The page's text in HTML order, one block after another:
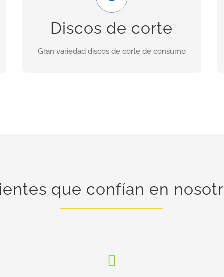
Discos de corte
Gran variedad discos de corte de consumo
Nuestra gama incluye discos para granito,
porcelánicos, de corte seco, asfalto, cerámica,
que confían en